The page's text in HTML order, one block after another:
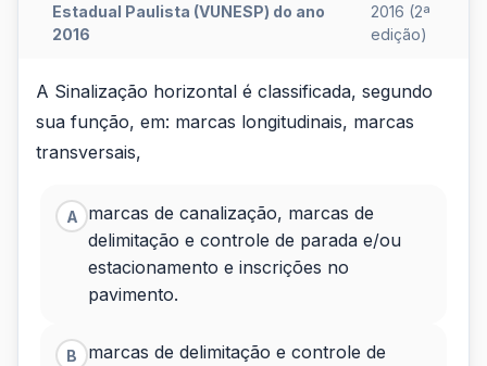
Estadual Paulista (VUNESP) do ano
2016
2016 (2ª
edição)
A
Sinalização
horizontal
classificada,
segundo
sua
A Sinalização horizontal é classificada, segundo
sua função, em: marcas longitudinais, marcas
transversais,
A
marcas de canalização, marcas de
delimitação e controle de parada e/ou
estacionamento e inscrições no
pavimento.
B
marcas de delimitação e controle de